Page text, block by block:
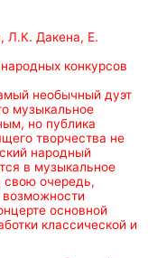
Л.К. Дакена, Е.
конкурсов
необычный дуэт
музыкальное
но публика
творчества не
народный
в музыкальное
свою очередь,
основной
классической и